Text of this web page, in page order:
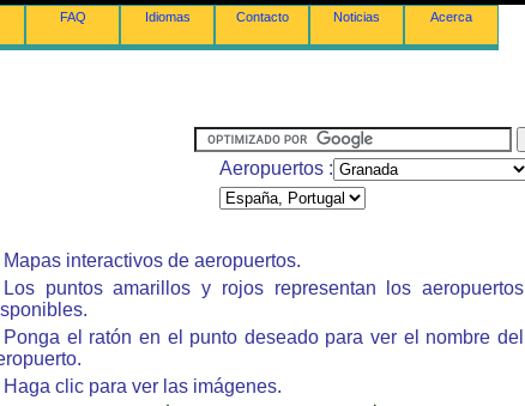
FAQ Idiomas Contacto Noticias Acerca
Aeropuertos :
Mapas interactivos de aeropuertos.
Los puntos amarillos y rojos representan los aeropuertos
Ponga el ratón en el punto deseado para ver el nombre del
Haga clic para ver las imágenes.